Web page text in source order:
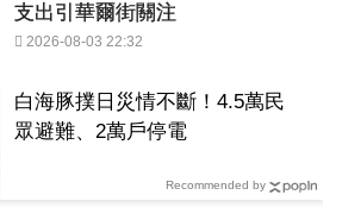
支出引華爾街關注
2026-08-03 22:32
白海豚撲日災情不斷！4.5萬民
眾避難、2萬戶停電
Recommended by